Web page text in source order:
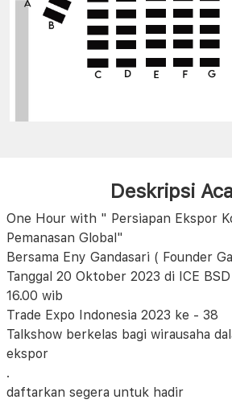
Deskripsi
One Hour with " Persiapan Ekspor
Pemanasan Global"
Bersama Eny Gandasari ( Founder
Tanggal 20 Oktober 2023 di ICE
16.00 wib
Trade Expo Indonesia 2023 ke - 38
Talkshow berkelas bagi wirausaha
ekspor
.
daftarkan segera untuk hadir